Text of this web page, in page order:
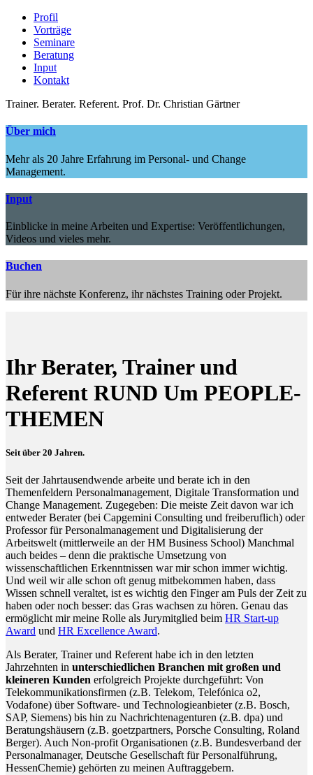
Profil
Vorträge
Seminare
Beratung
Input
Kontakt
Trainer. Berater. Referent. Prof. Dr. Christian Gärtner
Über mich
Mehr als 20 Jahre Erfahrung im Personal- und Change
Management.
Input
Einblicke in meine Arbeiten und Expertise: Veröffentlichungen,
Videos und vieles mehr.
Buchen
Für ihre nächste Konferenz, ihr nächstes Training oder Projekt.
Ihr Berater, Trainer und
Referent RUND Um PEOPLE-
THEMEN
Seit über 20 Jahren.
Seit der Jahrtausendwende arbeite und berate ich in den
Themenfeldern Personalmanagement, Digitale Transformation und
Change Management. Zugegeben: Die meiste Zeit davon war ich
entweder Berater (bei Capgemini Consulting und freiberuflich) oder
Professor für Personalmanagement und Digitalisierung der
Arbeitswelt (mittlerweile an der HM Business School) Manchmal
auch beides – denn die praktische Umsetzung von
wissenschaftlichen Erkenntnissen war mir schon immer wichtig.
Und weil wir alle schon oft genug mitbekommen haben, dass
Wissen schnell veraltet, ist es wichtig den Finger am Puls der Zeit zu
haben oder noch besser: das Gras wachsen zu hören. Genau das
ermöglicht mir meine Rolle als Jurymitglied beim HR Start-up
Award und HR Excellence Award.
Als Berater, Trainer und Referent habe ich in den letzten
Jahrzehnten in unterschiedlichen Branchen mit großen und
kleineren Kunden erfolgreich Projekte durchgeführt: Von
Telekommunikationsfirmen (z.B. Telekom, Telefónica o2,
Vodafone) über Software- und Technologieanbieter (z.B. Bosch,
SAP, Siemens) bis hin zu Nachrichtenagenturen (z.B. dpa) und
Beratungshäusern (z.B. goetzpartners, Porsche Consulting, Roland
Berger). Auch Non-profit Organisationen (z.B. Bundesverband der
Personalmanager, Deutsche Gesellschaft für Personalführung,
HessenChemie) gehörten zu meinen Auftraggebern.